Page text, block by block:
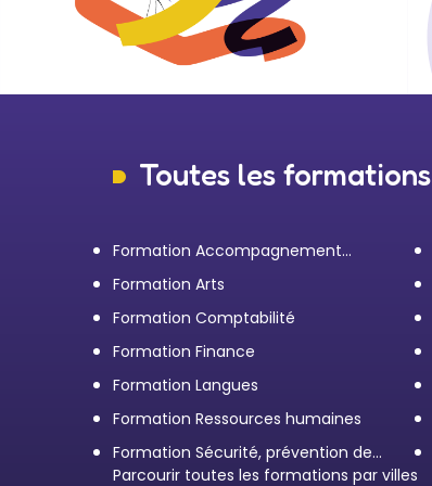
Toutes les formations
Formation Accompagnement
personnel et Bilan de
compétences
Formation Arts
Formation Comptabilité
Formation Finance
Formation Langues
Formation Ressources humaines
Formation Sécurité, prévention des
risques et qualité
Parcourir toutes les formations par villes